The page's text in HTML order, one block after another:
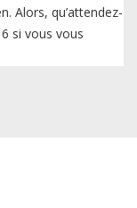
Alors, qu’attendez-
si vous vous